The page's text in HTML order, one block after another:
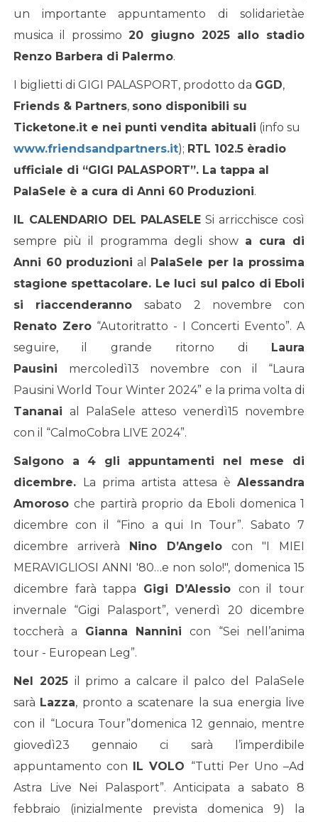
un importante appuntamento di solidarietàe
musica il prossimo 20 giugno 2025 allo stadio
Renzo Barbera di Palermo.
I biglietti di GIGI PALASPORT, prodotto da GGD,
Friends & Partners, sono disponibili su
Ticketone.it e nei punti vendita abituali (info su
www.friendsandpartners.it); RTL 102.5 èradio
ufficiale di “GIGI PALASPORT”. La tappa al
PalaSele è a cura di Anni 60 Produzioni.
IL CALENDARIO DEL PALASELE Si arricchisce così
sempre più il programma degli show a cura di
Anni 60 produzioni al PalaSele per la prossima
stagione spettacolare. Le luci sul palco di Eboli
si riaccenderannosabato 2 novembre con
Renato Zero“Autoritratto - I Concerti Evento”. A
seguire, il grande ritorno di Laura
Pausini mercoledì13 novembre con il “Laura
Pausini World Tour Winter 2024” e la prima volta di
Tananai al PalaSele atteso venerdì15 novembre
con il “CalmoCobra LIVE 2024”.
Salgono a 4 gli appuntamenti nel mese di
dicembre. La prima artista attesa èAlessandra
Amorosoche partirà proprio da Eboli domenica 1
dicembre con il “Fino a qui In Tour”. Sabato 7
dicembre arriverà Nino D’Angelocon "I MIEI
MERAVIGLIOSI ANNI '80…e non solo!", domenica 15
dicembre farà tappa Gigi D’Alessio con il tour
invernale “Gigi Palasport”, venerdì 20 dicembre
toccherà a Gianna Nanninicon “Sei nell’anima
tour - European Leg”.
Nel 2025 il primo a calcare il palco del PalaSele
sarà Lazza, pronto a scatenare la sua energia live
con il “Locura Tour”domenica 12 gennaio, mentre
giovedì23 gennaio ci sarà l’imperdibile
appuntamento con IL VOLO “Tutti Per Uno –Ad
Astra Live Nei Palasport”. Anticipata a sabato 8
febbraio (inizialmente prevista domenica 9) la